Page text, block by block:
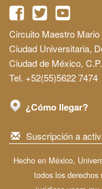
Circuito Maestro
Ciudad Universitaria,
Ciudad de México,
Tel. +52(55)5622 7474
¿Cómo llegar?
Suscripción a
Hecho en México,
todos los